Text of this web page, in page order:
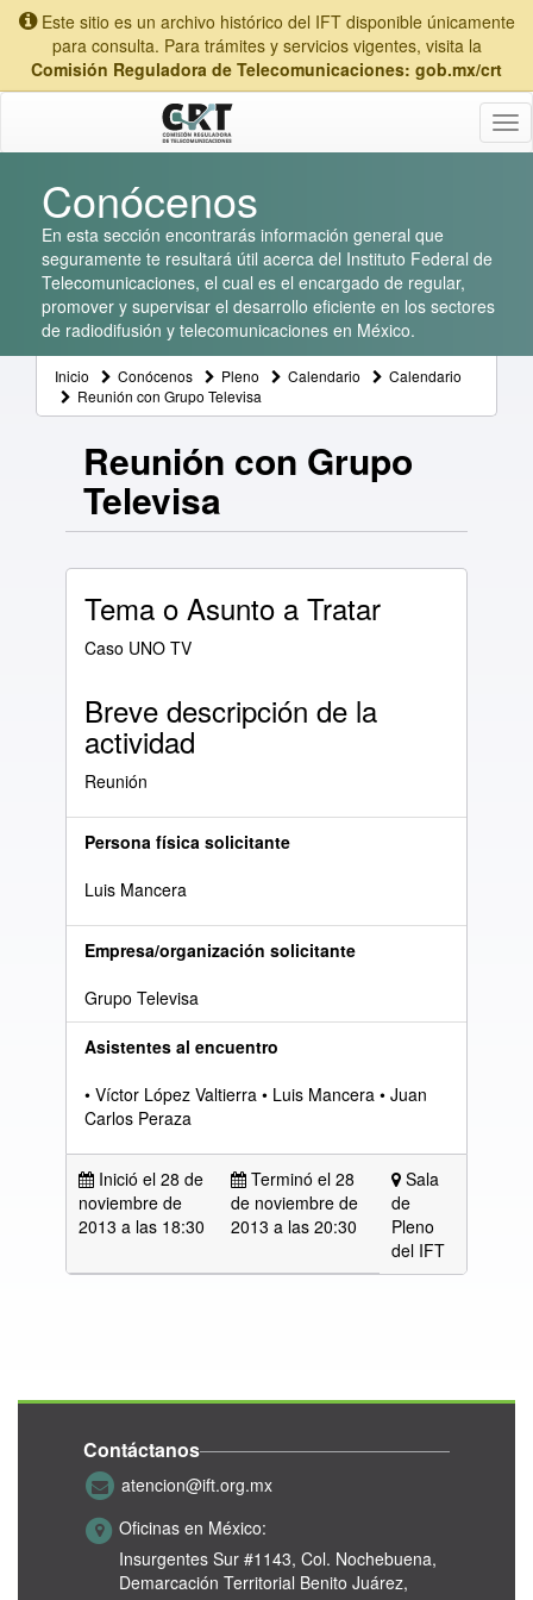
Este sitio es un archivo histórico del IFT disponible únicamente
para consulta. Para trámites y servicios vigentes, visita la
Comisión Reguladora de Telecomunicaciones: gob.mx/crt
Conócenos
En esta sección encontrarás información general que
seguramente te resultará útil acerca del Instituto Federal de
Telecomunicaciones, el cual es el encargado de regular,
promover y supervisar el desarrollo eficiente en los sectores
de radiodifusión y telecomunicaciones en México.
Inicio Conócenos Pleno Calendario
Calendario
Reunión con Grupo Televisa
Reunión con Grupo
Televisa
Tema o Asunto a Tratar
Caso UNO TV
Breve descripción de la
actividad
Reunión
Persona física solicitante
Luis Mancera
Empresa/organización solicitante
Grupo Televisa
Asistentes al encuentro
• Víctor López Valtierra • Luis Mancera • Juan
Carlos Peraza
Inició el 28 de
noviembre de
2013 a las 18:30
Terminó el 28
de noviembre de
2013 a las 20:30
Sala
de
Pleno
del IFT
Contáctanos
atencion@ift.org.mx
Oficinas en México:
Insurgentes Sur #1143, Col. Nochebuena,
Demarcación Territorial Benito Juárez,